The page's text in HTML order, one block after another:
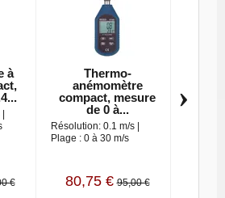
à
€
Thermo-
anémomètre
compact, mesure
de 0 à...
Résolution: 0.1 m/s |
Plage : 0 à 30 m/s
80,75 € 95,00 €
›